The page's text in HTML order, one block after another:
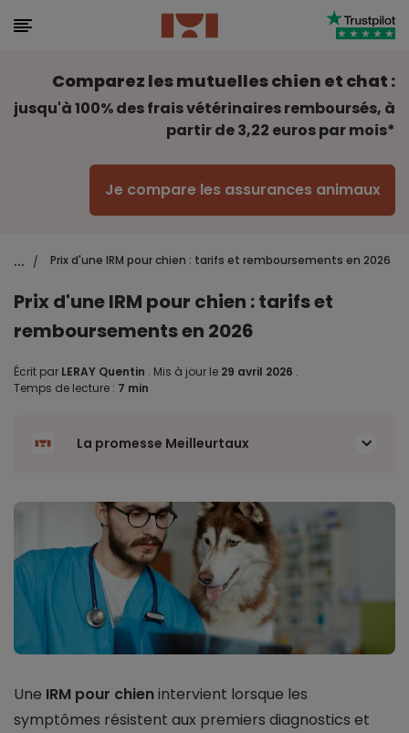
Comparez les mutuelles chien et chat :
jusqu'à 100% des frais vétérinaires remboursés, à
partir de 3,22 euros par mois*
Je compare les assurances animaux
... / Prix d'une IRM pour chien : tarifs et remboursements en 2026
Prix d'une IRM pour chien : tarifs et
remboursements en 2026
Écrit par LERAY Quentin . Mis à jour le 29 avril 2026 .
Temps de lecture : 7 min
La promesse Meilleurtaux
Une IRM pour chienintervient lorsque les
symptômes résistent aux premiers diagnostics et